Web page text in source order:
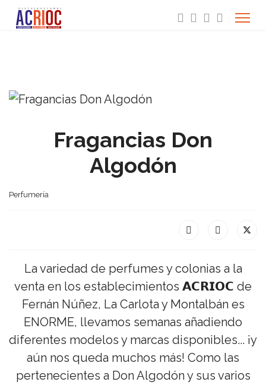
Fragancias Don
Algodón
Perfumería
La variedad de perfumes y colonias a la
venta en los establecimientos 𝗔𝗖𝗥𝗜𝗢𝗖 de
Fernán Núñez, La Carlota y Montalbán es
ENORME, llevamos semanas añadiendo
diferentes modelos y marcas disponibles... ¡y
aún nos queda muchos más! Como las
pertenecientes a Don Algodón y sus varios